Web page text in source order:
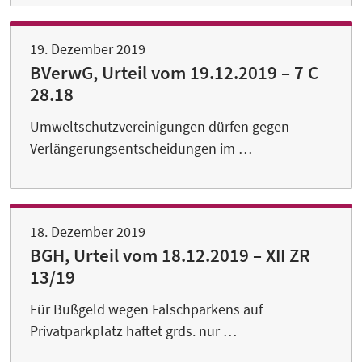
19. Dezember 2019
BVerwG, Urteil vom 19.12.2019 – 7 C
28.18
Umweltschutzvereinigungen dürfen gegen
Verlängerungsentscheidungen im …
18. Dezember 2019
BGH, Urteil vom 18.12.2019 – XII ZR
13/19
Für Bußgeld wegen Falschparkens auf
Privatparkplatz haftet grds. nur …